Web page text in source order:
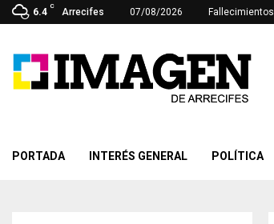
6.4
C
Arrecifes 07/08/2026 Fallecimientos
PORTADA INTERÉS GENERAL POLÍTICA